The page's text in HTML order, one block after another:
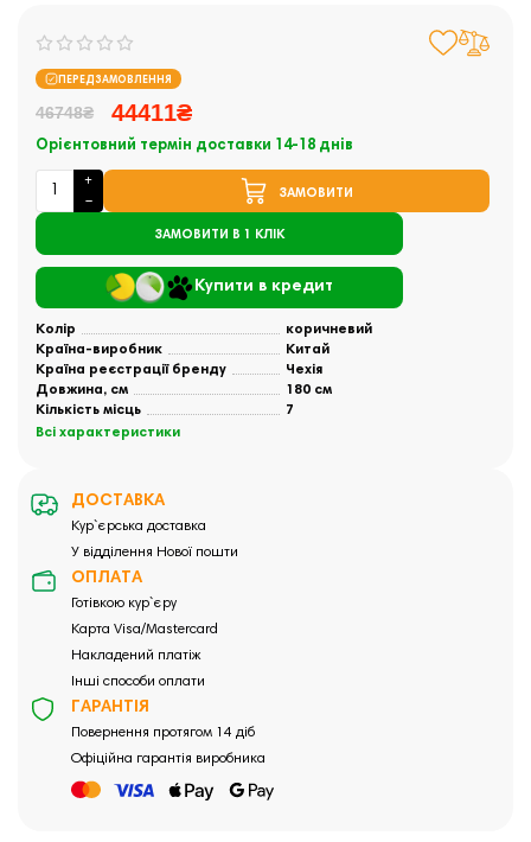
ПЕРЕДЗАМОВЛЕННЯ
46748₴ 44411₴
Орієнтовний термін доставки 14-18 днів
ЗАМОВИТИ
ЗАМОВИТИ В 1 КЛІК
Купити в кредит
Колір
коричневий
Країна-виробник
Китай
Країна реєстрації бренду
Чехія
Довжина, см
180 см
Кількість місць
7
Всі характеристики
ДОСТАВКА
Кур`єрська доставка
У відділення Нової пошти
ОПЛАТА
Готівкою кур`єру
Карта Visa/Mastercard
Накладений платіж
Інші способи оплати
ГАРАНТІЯ
Повернення протягом 14 діб
Офіційна гарантія виробника